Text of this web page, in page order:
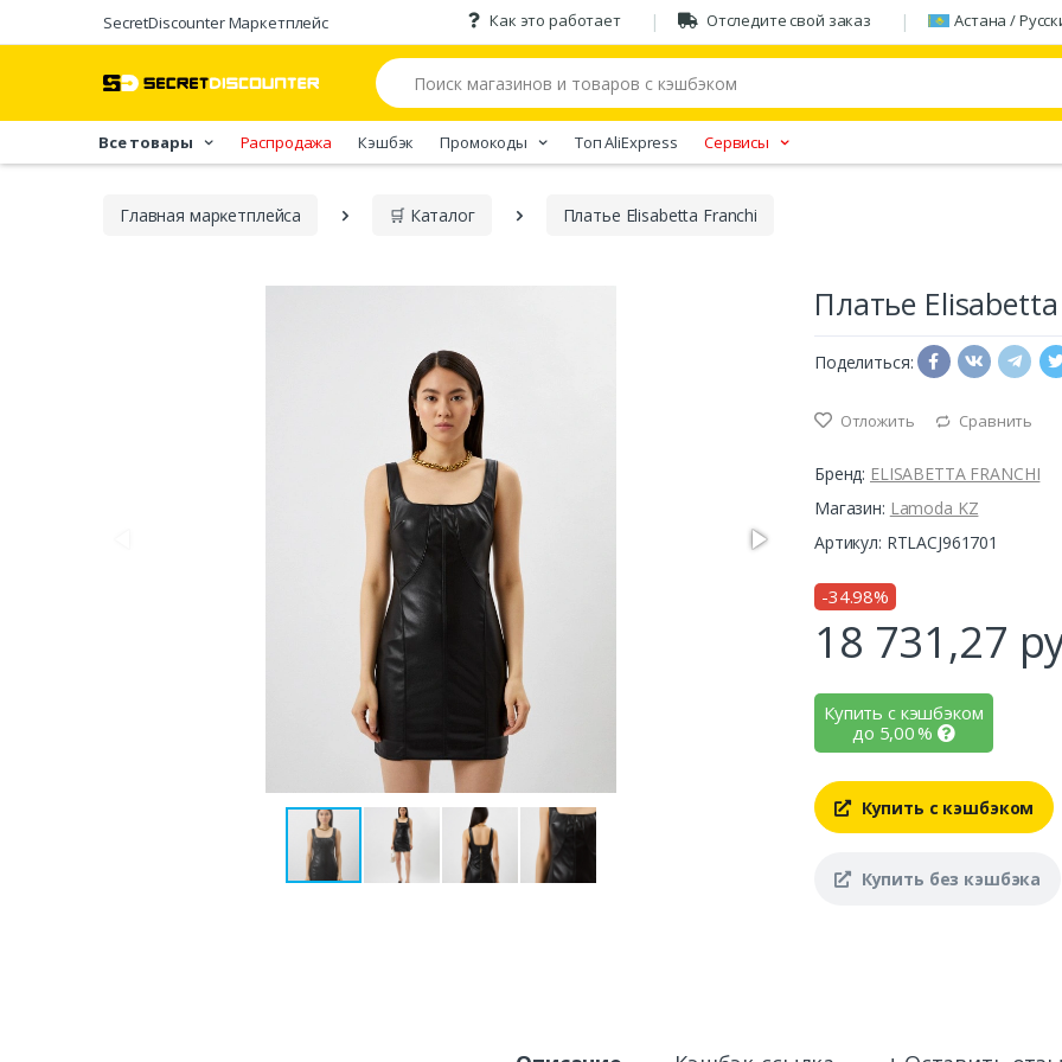
SecretDiscounter Маркетплейс Как это работает Отследите свой заказ Астана /
Все товары Распродажа Кэшбэк Промокоды Tоп AliExpress Сервисы
Главная марĸетплейса 🛒 Каталог Платье Elisabetta Franchi
Платье
Поделиться:
Отложить Сравнить
Бренд: ELISABETTA FRANCHI
Магазин: Lamoda KZ
Артикул: RTLACJ961701
-34.98%
18 731,27
Купить с кэшбэком
до 5,00%
Купить с кэшбэком
Купить без кэшбэка